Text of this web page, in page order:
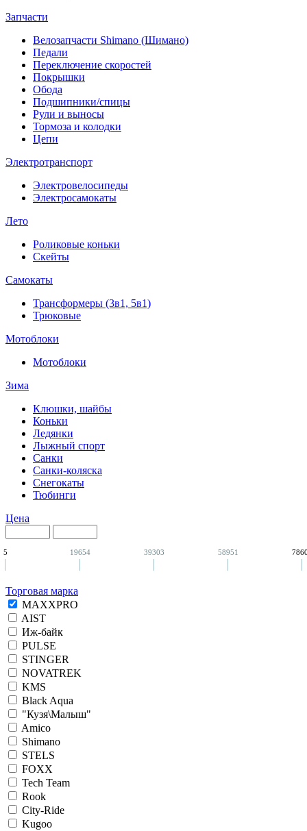
Запчасти
Велозапчасти Shimano (Шимано)
Педали
Переключение скоростей
Покрышки
Обода
Подшипники/спицы
Рули и выносы
Тормоза и колодки
Цепи
Электротранспорт
Электровелосипеды
Электросамокаты
Лето
Роликовые коньки
Скейты
Самокаты
Трансформеры (3в1, 5в1)
Трюковые
Мотоблоки
Мотоблоки
Зима
Клюшки, шайбы
Коньки
Ледянки
Лыжный спорт
Санки
Санки-коляска
Снегокаты
Тюбинги
Цена
5 19654 39303 58951
Торговая марка
MAXXPRO
AIST
Иж-байк
PULSE
STINGER
NOVATREK
KMS
Black Aqua
"Кузя\Малыш"
Amico
Shimano
STELS
FOXX
Tech Team
Rook
City-Ride
Kugoo